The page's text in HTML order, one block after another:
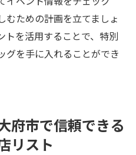
むための計画を立てましょ
トを活用することで、特別
グを手に入れることができ
府市で信頼できる
リスト